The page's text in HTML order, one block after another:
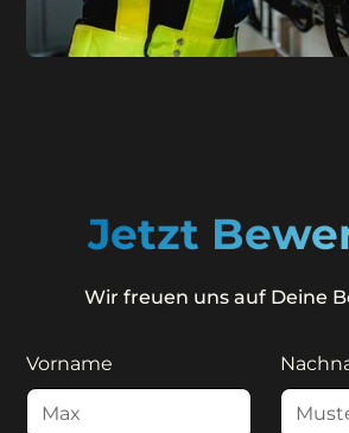
Jetzt
Wir freuen uns auf Deine
Vorname